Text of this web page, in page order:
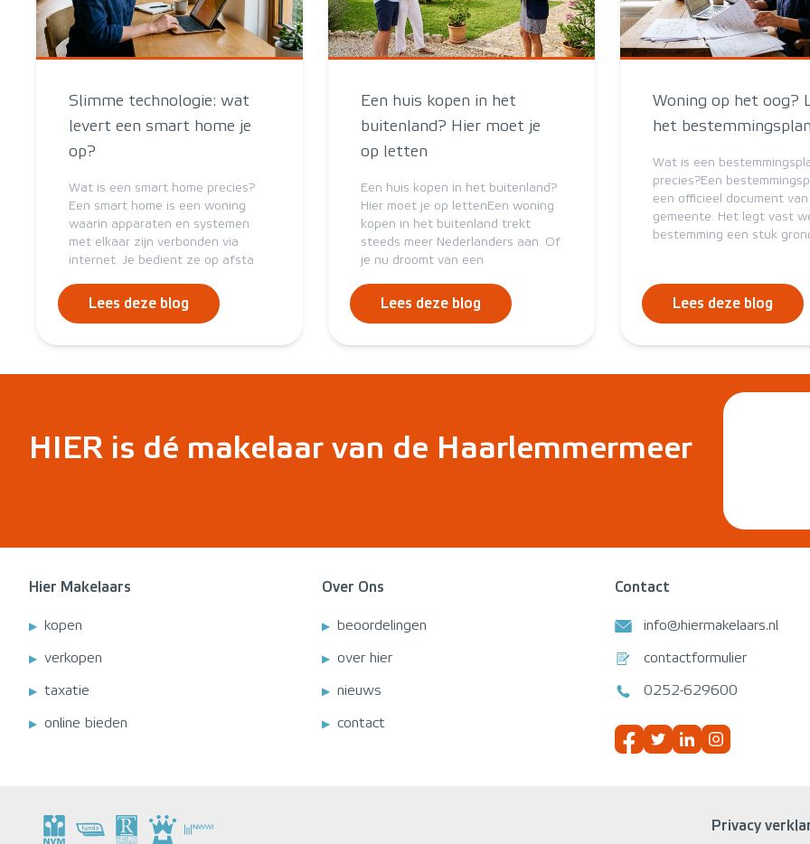
Slimme technologie: wat
levert een smart home je
op?
Wat is een smart home precies?
Een smart home is een woning
waarin apparaten en systemen
met elkaar zijn verbonden via
internet. Je bedient ze op afsta
Lees deze blog
Een huis kopen in het
buitenland? Hier moet je
op letten
Een huis kopen in het buitenland?
Hier moet je op lettenEen woning
kopen in het buitenland trekt
steeds meer Nederlanders aan. Of
je nu droomt van een
Lees deze blog
Woning op het oog?
het
Wat is een
precies?Een
een officieel document van
gemeente. Het legt vast
bestemming een stuk
Lees deze blog
HIER is dé makelaar van de Haarlemmermeer
Hier Makelaars
kopen
verkopen
taxatie
online bieden
Over Ons
beoordelingen
over hier
nieuws
contact
Contact
info@hiermakelaars.nl
contactformulier
0252-629600
Privacy